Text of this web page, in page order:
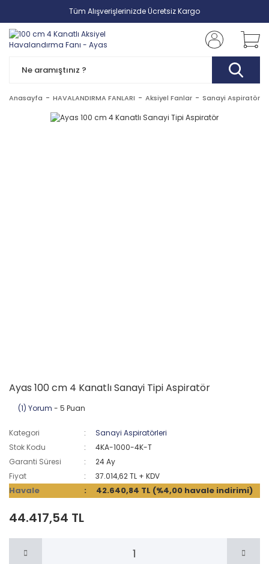
Tüm Alışverişlerinizde Ücretsiz Kargo
Anasayfa HAVALANDIRMA FANLARI Aksiyel Fanlar Sanayi
Ayas 100 cm 4 Kanatlı Sanayi Tipi Aspiratör
(1) Yorum - 5 Puan
Kategori
Sanayi Aspiratörleri
Stok Kodu
4KA-1000-4K-T
Garanti Süresi
24 Ay
Fiyat
37.014,62 TL + KDV
Havale 42.640,84 TL (%4,00 havale indirimi)
44.417,54 TL